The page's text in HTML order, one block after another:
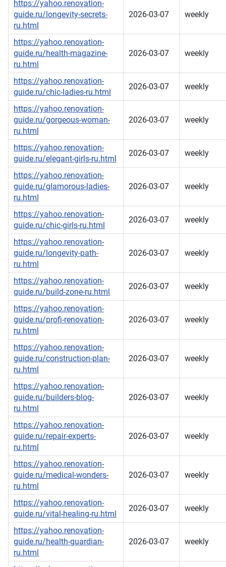
https://yahoo.renovation-
guide.ru/longevity-secrets-
ru.html
2026-03-07 weekly
https://yahoo.renovation-
guide.ru/health-magazine-
ru.html
2026-03-07 weekly
https://yahoo.renovation-
guide.ru/chic-ladies-ru.html
2026-03-07 weekly
https://yahoo.renovation-
guide.ru/gorgeous-woman-
ru.html
2026-03-07 weekly
https://yahoo.renovation-
guide.ru/elegant-girls-ru.html
2026-03-07 weekly
https://yahoo.renovation-
guide.ru/glamorous-ladies-
ru.html
2026-03-07 weekly
https://yahoo.renovation-
guide.ru/chic-girls-ru.html
2026-03-07 weekly
https://yahoo.renovation-
guide.ru/longevity-path-
ru.html
2026-03-07 weekly
https://yahoo.renovation-
guide.ru/build-zone-ru.html
2026-03-07 weekly
https://yahoo.renovation-
guide.ru/profi-renovation-
ru.html
2026-03-07 weekly
https://yahoo.renovation-
guide.ru/construction-plan-
ru.html
2026-03-07 weekly
https://yahoo.renovation-
guide.ru/builders-blog-
ru.html
2026-03-07 weekly
https://yahoo.renovation-
guide.ru/repair-experts-
ru.html
2026-03-07 weekly
https://yahoo.renovation-
guide.ru/medical-wonders-
ru.html
2026-03-07 weekly
https://yahoo.renovation-
guide.ru/vital-healing-ru.html
2026-03-07 weekly
https://yahoo.renovation-
guide.ru/health-guardian-
ru.html
2026-03-07 weekly